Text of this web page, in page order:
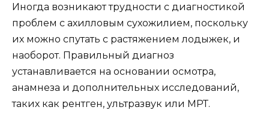
Иногда возникают трудности с диагностикой
проблем с ахилловым сухожилием, поскольку
их можно спутать с растяжением лодыжек, и
наоборот. Правильный диагноз
устанавливается на основании осмотра,
анамнеза и дополнительных исследований,
таких как рентген, ультразвук или МРТ.